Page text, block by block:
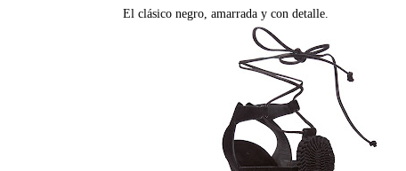
El clásico negro, amarrada y con detalle.